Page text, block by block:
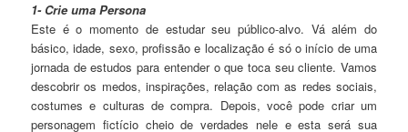
1- Crie uma Persona
Este é o momento de estudar seu público-alvo. Vá além do
básico, idade, sexo, profissão e localização é só o início de uma
jornada de estudos para entender o que toca seu cliente. Vamos
descobrir os medos, inspirações, relação com as redes sociais,
costumes e culturas de compra. Depois, você pode criar um
personagem fictício cheio de verdades nele e esta será sua